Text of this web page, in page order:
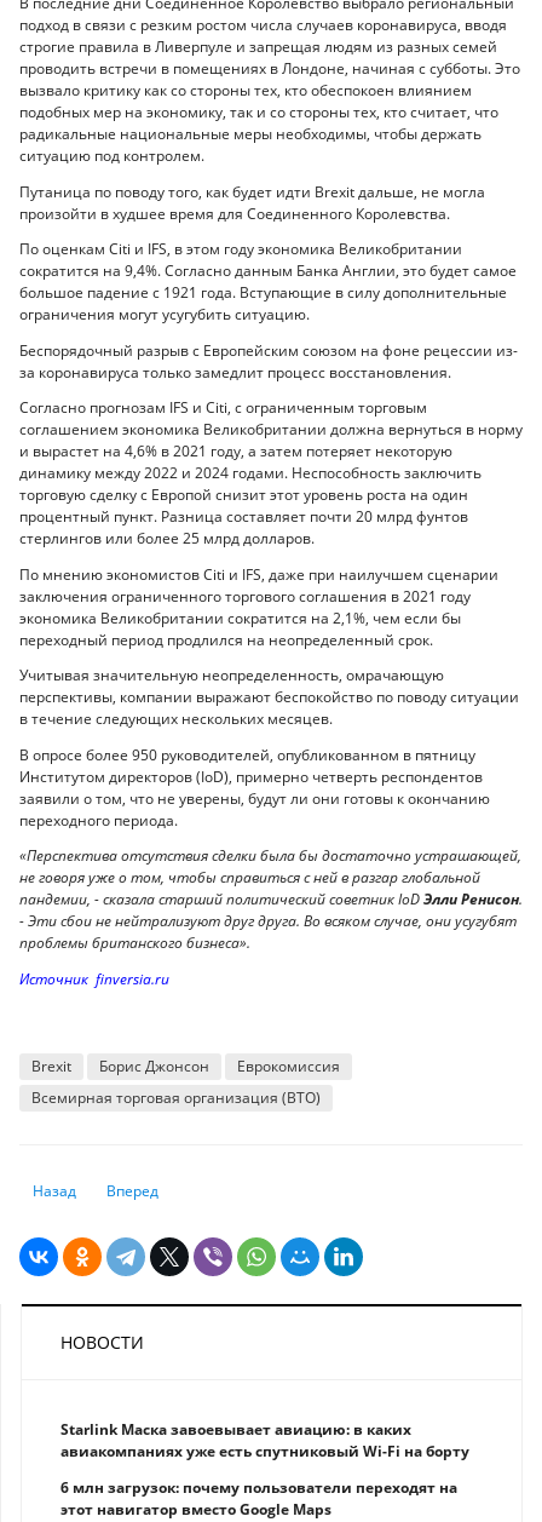
подход в связи с резким ростом числа случаев коронавируса, вводя
строгие правила в Ливерпуле и запрещая людям из разных семей
проводить встречи в помещениях в Лондоне, начиная с субботы. Это
вызвало критику как со стороны тех, кто обеспокоен влиянием
подобных мер на экономику, так и со стороны тех, кто считает, что
радикальные национальные меры необходимы, чтобы держать
ситуацию под контролем.
Путаница по поводу того, как будет идти Brexit дальше, не могла
произойти в худшее время для Соединенного Королевства.
По оценкам Citi и IFS, в этом году экономика Великобритании
сократится на 9,4%. Согласно данным Банка Англии, это будет самое
большое падение с 1921 года. Вступающие в силу дополнительные
ограничения могут усугубить ситуацию.
Беспорядочный разрыв с Европейским союзом на фоне рецессии из-
за коронавируса только замедлит процесс восстановления.
Согласно прогнозам IFS и Citi, с ограниченным торговым
соглашением экономика Великобритании должна вернуться в норму
и вырастет на 4,6% в 2021 году, а затем потеряет некоторую
динамику между 2022 и 2024 годами. Неспособность заключить
торговую сделку с Европой снизит этот уровень роста на один
процентный пункт. Разница составляет почти 20 млрд фунтов
стерлингов или более 25 млрд долларов.
По мнению экономистов Citi и IFS, даже при наилучшем сценарии
заключения ограниченного торгового соглашения в 2021 году
экономика Великобритании сократится на 2,1%, чем если бы
переходный период продлился на неопределенный срок.
Учитывая значительную неопределенность, омрачающую
перспективы, компании выражают беспокойство по поводу ситуации
в течение следующих нескольких месяцев.
В опросе более 950 руководителей, опубликованном в пятницу
Институтом директоров (IoD), примерно четверть респондентов
заявили о том, что не уверены, будут ли они готовы к окончанию
переходного периода.
«Перспектива отсутствия сделки была бы достаточно устрашающей,
не говоря уже о том, чтобы справиться с ней в разгар глобальной
пандемии, - сказала старший политический советник IoDЭлли Ренисон.
- Эти сбои не нейтрализуют друг друга. Во всяком случае, они усугубят
проблемы британского бизнеса».
Источник finversia.ru
Brexit Борис Джонсон
Еврокомиссия
Всемирная торговая организация (ВТО)
Предыдущий: Мир готовится к войне
Назад Следующий: «Внимание к «зеленой» экономике в ЕАЭС
Вперед
НОВОСТИ
Starlink Маска завоевывает авиацию: в каких
авиакомпаниях уже есть спутниковый Wi-Fi на борту
6 млн загрузок: почему пользователи переходят на
этот навигатор вместо Google Maps